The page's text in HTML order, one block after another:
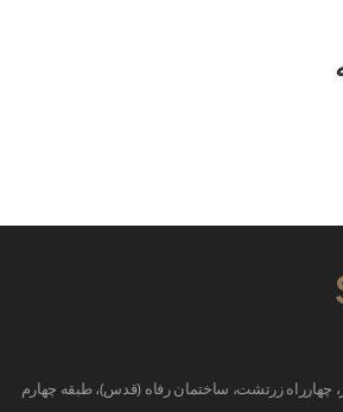
چهارراه زرتشت، ساختمان رفاه (قدس)، طبقه چهارم